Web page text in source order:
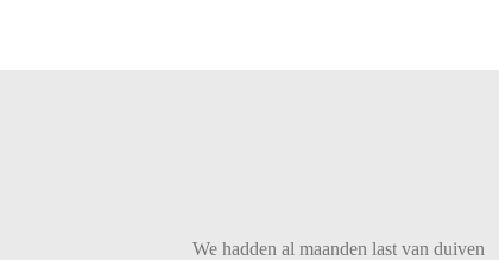
We hadden al maanden last van duiven